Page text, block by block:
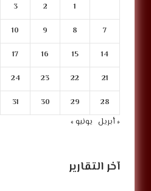
1
2
3
7
8
9
10
14
15
16
17
21
22
23
24
28
29
30
31
« أبريل يونيو »
آخر التقارير